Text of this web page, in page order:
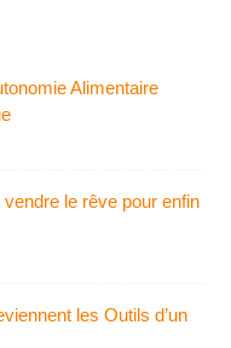
Alimentaire
le rêve pour enfin
les Outils d’un